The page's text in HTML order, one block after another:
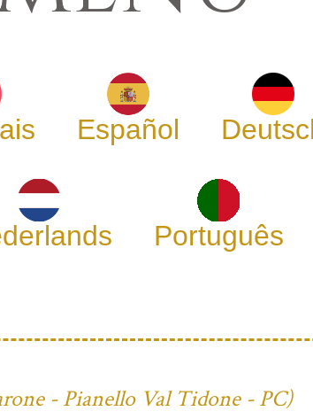
Español
Português
- Pianello Val Tidone - PC)